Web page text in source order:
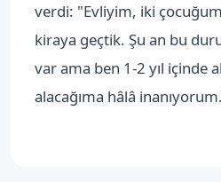
verdi: "Evliyim, iki
kiraya geçtik. Şu an bu
var ama ben 1-2 yıl içinde
alacağıma hâlâ